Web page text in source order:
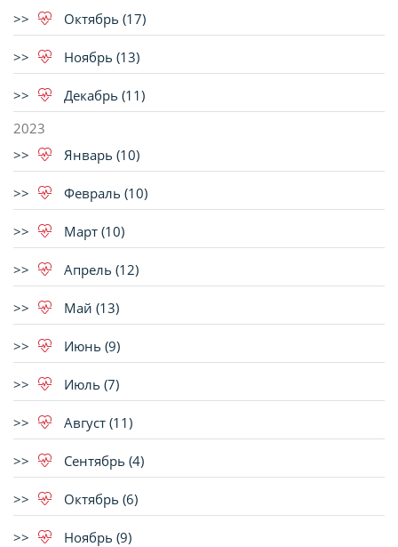
Октябрь (17)
Ноябрь (13)
Декабрь (11)
2023
Январь (10)
Февраль (10)
Март (10)
Апрель (12)
Май (13)
Июнь (9)
Июль (7)
Август (11)
Сентябрь (4)
Октябрь (6)
Ноябрь (9)